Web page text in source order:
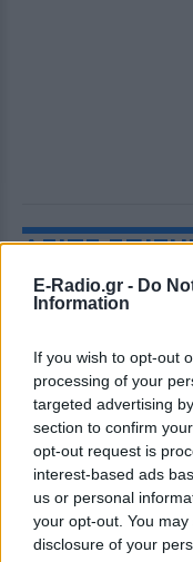
E-Radio.gr - Do
Information
If you wish to opt-out
processing of your
targeted advertising
section to confirm
opt-out request is
interest-based ads
us or personal
your opt-out. You
disclosure of your
ΔΕΙΤΕ
ΣΤΗΝ ΙΔΙΑ